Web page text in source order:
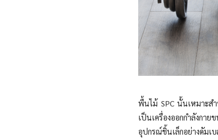
พื้นไม้ SPC นั้นเหมาะส
เป็นเครื่องออกกำลังกา
อุปกรณ์ชิ้นเล็กอย่างดัมเ